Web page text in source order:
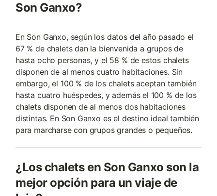
Son Ganxo?
En Son Ganxo, según los datos del año pasado el
67 % de chalets dan la bienvenida a grupos de
hasta ocho personas, y el 58 % de estos chalets
disponen de al menos cuatro habitaciones. Sin
embargo, el 100 % de los chalets aceptan también
hasta cuatro huéspedes, y además el 100 % de los
chalets disponen de al menos dos habitaciones
distintas. En Son Ganxo es el destino ideal también
para marcharse con grupos grandes o pequeños.
¿Los chalets en Son Ganxo son la
mejor opción para un viaje de